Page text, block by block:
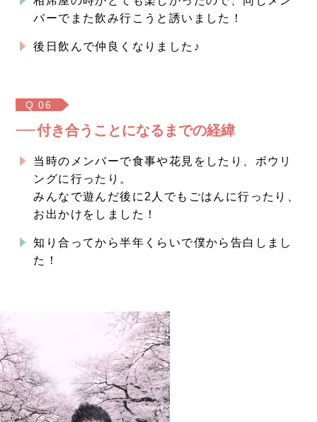
バーでまた飲み行こうと誘いました！
後日飲んで仲良くなりました♪
Q 06
付き合うことになるまでの経緯
当時のメンバーで食事や花見をしたり、ボウリ
ングに行ったり。
みんなで遊んだ後に2人でもごはんに行ったり、
お出かけをしました！
知り合ってから半年くらいで僕から告白しまし
た！